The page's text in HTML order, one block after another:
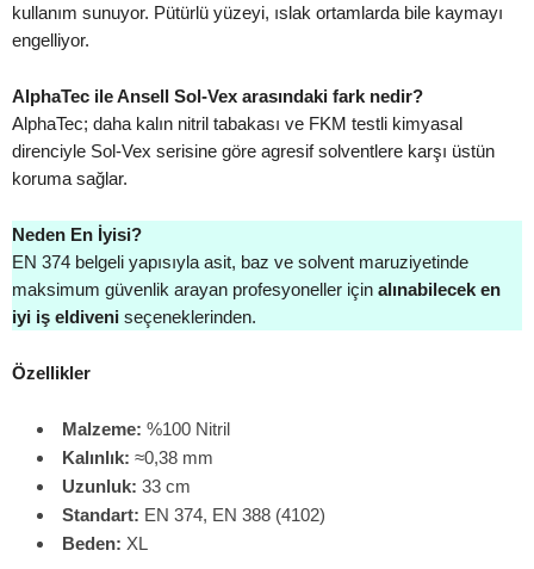
kullanım sunuyor. Pütürlü yüzeyi, ıslak ortamlarda bile kaymayı
engelliyor.
AlphaTec ile Ansell Sol-Vex arasındaki fark nedir?
AlphaTec; daha kalın nitril tabakası ve FKM testli kimyasal
direnciyle Sol-Vex serisine göre agresif solventlere karşı üstün
koruma sağlar.
Neden En İyisi?
EN 374 belgeli yapısıyla asit, baz ve solvent maruziyetinde
maksimum güvenlik arayan profesyoneller için alınabilecek en
iyi iş eldiveni seçeneklerinden.
Özellikler
Malzeme: %100 Nitril
Kalınlık: ≈0,38 mm
Uzunluk: 33 cm
Standart: EN 374, EN 388 (4102)
Beden: XL